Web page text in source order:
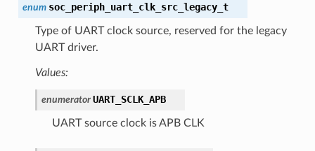
enum soc_periph_uart_clk_src_legacy_t
Type of UART clock source, reserved for the legacy
UART driver.
Values:
enumerator UART_SCLK_APB
UART source clock is APB CLK